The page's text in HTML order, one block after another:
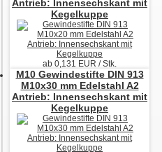
Antrieb: Innensechskant mit
Kegelkuppe
ab 0,131 EUR / Stk.
M10Gewindestifte DIN 913
M10x30 mm Edelstahl A2
Antrieb: Innensechskant mit
Kegelkuppe